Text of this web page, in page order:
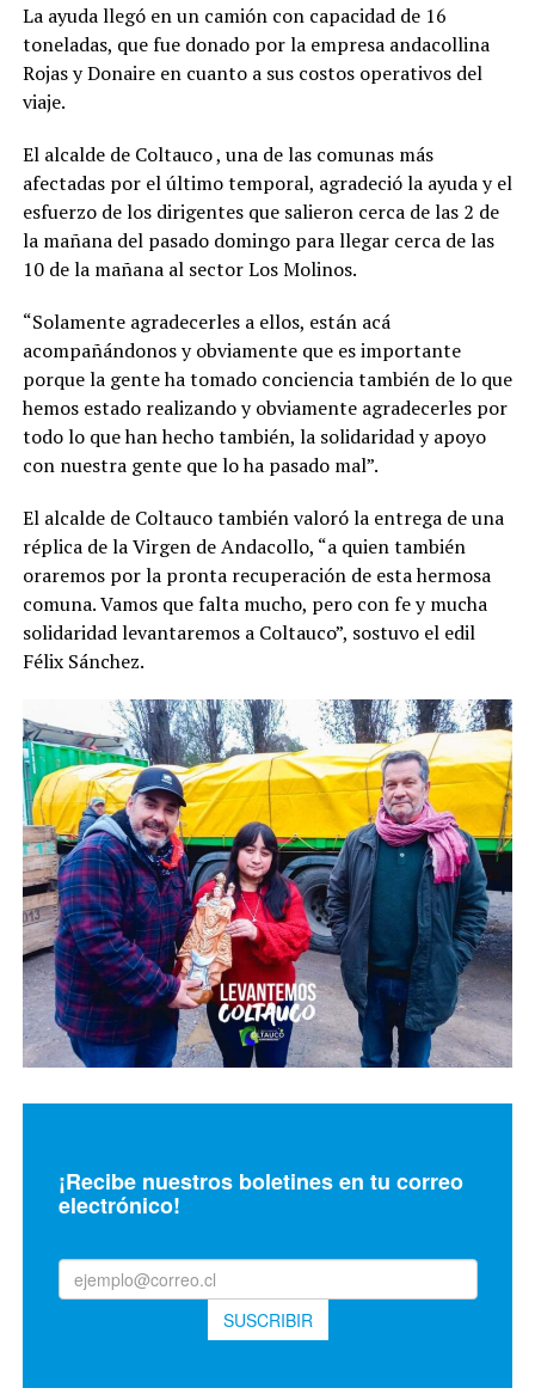
La ayuda llegó en un camión con capacidad de 16
toneladas, que fue donado por la empresa andacollina
Rojas y Donaire en cuanto a sus costos operativos del
viaje.
El alcalde de Coltauco , una de las comunas más
afectadas por el último temporal, agradeció la ayuda y el
esfuerzo de los dirigentes que salieron cerca de las 2 de
la mañana del pasado domingo para llegar cerca de las
10 de la mañana al sector Los Molinos.
“Solamente agradecerles a ellos, están acá
acompañándonos y obviamente que es importante
porque la gente ha tomado conciencia también de lo que
hemos estado realizando y obviamente agradecerles por
todo lo que han hecho también, la solidaridad y apoyo
con nuestra gente que lo ha pasado mal”.
El alcalde de Coltauco también valoró la entrega de una
réplica de la Virgen de Andacollo, “a quien también
oraremos por la pronta recuperación de esta hermosa
comuna. Vamos que falta mucho, pero con fe y mucha
solidaridad levantaremos a Coltauco”, sostuvo el edil
Félix Sánchez.